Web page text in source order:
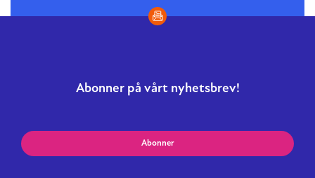
Abonner på vårt nyhetsbrev!
Abonner